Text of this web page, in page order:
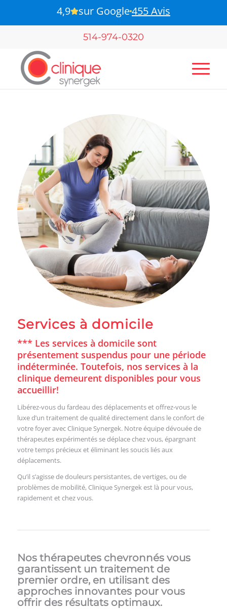
4,9 sur Google455 Avis
B-Pulse - Pour votre santé pelvienne
514-974-0320
Services à domicile
*** Les services à domicile sont
présentement suspendus pour une période
indéterminée. Toutefois, nos services à la
clinique demeurent disponibles pour vous
accueillir!
Libérez-vous du fardeau des déplacements et offrez-vous le
luxe d’un traitement de qualité directement dans le confort de
votre foyer avec Clinique Synergek. Notre équipe dévouée de
thérapeutes expérimentés se déplace chez vous, épargnant
votre temps précieux et éliminant les soucis liés aux
déplacements.
Qu’il s’agisse de douleurs persistantes, de vertiges, ou de
problèmes de mobilité, Clinique Synergek est là pour vous,
rapidement et chez vous.
Nos thérapeutes chevronnés vous
garantissent un traitement de
premier ordre, en utilisant des
approches innovantes pour vous
offrir des résultats optimaux.